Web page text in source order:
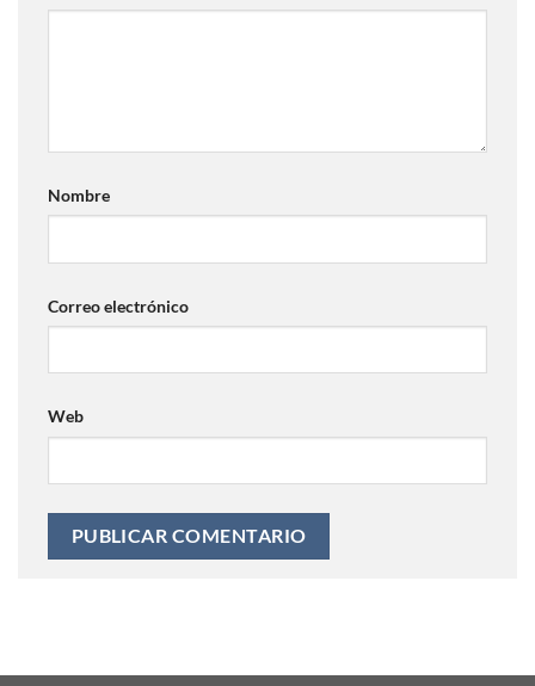
Nombre
Correo electrónico
Web